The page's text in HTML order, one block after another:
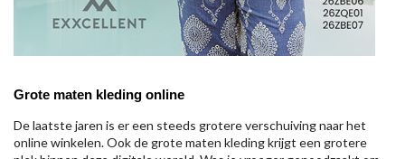
Grote maten kleding online
De laatste jaren is er een steeds grotere verschuiving naar het
online winkelen. Ook de grote maten kleding krijgt een grotere